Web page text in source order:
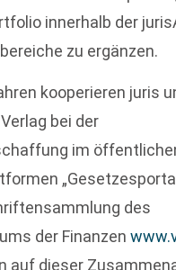
innerhalb der
zu ergänzen.
kooperieren juris
bei der
im
des
der Finanzen
auf dieser